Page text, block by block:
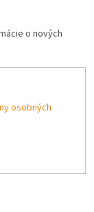
o nových
osobných